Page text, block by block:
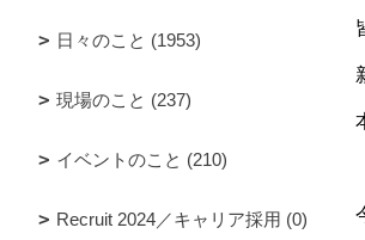
日々のこと (1953)
現場のこと (237)
イベントのこと (210)
Recruit 2024／キャリア採用 (0)